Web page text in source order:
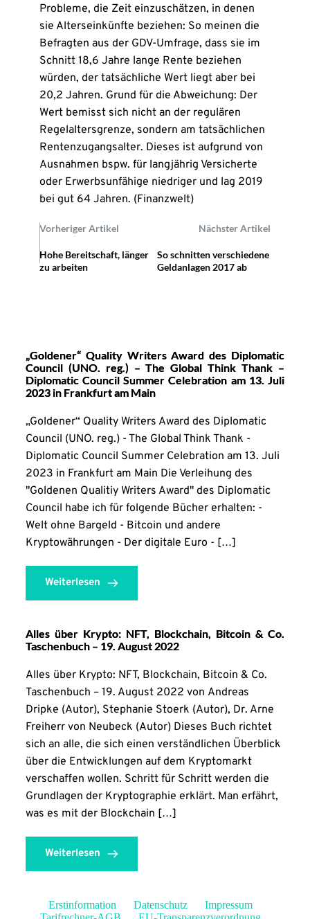
Probleme, die Zeit einzuschätzen, in denen
sie Alterseinkünfte beziehen: So meinen die
Befragten aus der GDV-Umfrage, dass sie im
Schnitt 18,6 Jahre lange Rente beziehen
würden, der tatsächliche Wert liegt aber bei
20,2 Jahren. Grund für die Abweichung: Der
Wert bemisst sich nicht an der regulären
Regelaltersgrenze, sondern am tatsächlichen
Rentenzugangsalter. Dieses ist aufgrund von
Ausnahmen bspw. für langjährig Versicherte
oder Erwerbsunfähige niedriger und lag 2019
bei gut 64 Jahren. (Finanzwelt)
Vorheriger Artikel Nächster Artikel
Hohe Bereitschaft, länger
zu arbeiten
So schnitten verschiedene
Geldanlagen 2017 ab
„Goldener“ Quality Writers Award des Diplomatic
Council (UNO. reg.) – The Global Think Thank –
Diplomatic Council Summer Celebration am 13. Juli
2023 in Frankfurt am Main
„Goldener“ Quality Writers Award des Diplomatic
Council (UNO. reg.) - The Global Think Thank -
Diplomatic Council Summer Celebration am 13. Juli
2023 in Frankfurt am Main Die Verleihung des
"Goldenen Qualitiy Writers Award" des Diplomatic
Council habe ich für folgende Bücher erhalten: -
Welt ohne Bargeld - Bitcoin und andere
Kryptowährungen - Der digitale Euro - […]
Weiterlesen
Alles über Krypto: NFT, Blockchain, Bitcoin & Co.
Taschenbuch – 19. August 2022
Alles über Krypto: NFT, Blockchain, Bitcoin & Co.
Taschenbuch – 19. August 2022 von Andreas
Dripke (Autor), Stephanie Stoerk (Autor), Dr. Arne
Freiherr von Neubeck (Autor) Dieses Buch richtet
sich an alle, die sich einen verständlichen Überblick
über die Entwicklungen auf dem Kryptomarkt
verschaffen wollen. Schritt für Schritt werden die
Grundlagen der Kryptographie erklärt. Man erfährt,
was es mit der Blockchain […]
Weiterlesen
Erstinformation Datenschutz
Impressum